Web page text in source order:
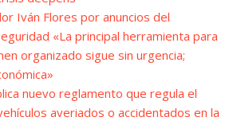
Iván Flores por anuncios del
«La principal herramienta para
organizado sigue sin urgencia;
nuevo reglamento que regula el
averiados o accidentados en la